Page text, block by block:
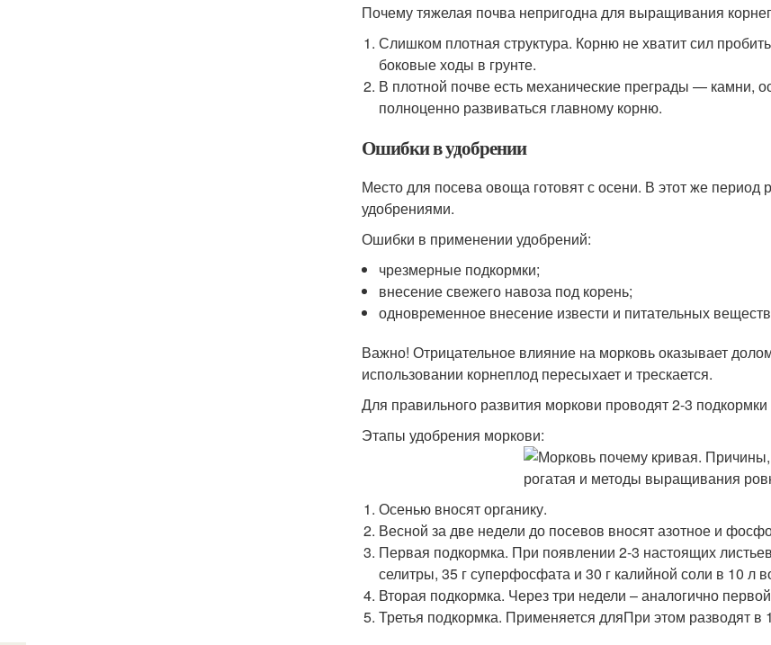
Почему тяжелая почва непригодна для выращивания
Слишком плотная структура. Корню не хватит сил
боковые ходы в грунте.
В плотной почве есть механические преграды — камни,
полноценно развиваться главному корню.
Ошибки в удобрении
Место для посева овоща готовят с осени. В этот же период
удобрениями.
Ошибки в применении удобрений:
чрезмерные подкормки;
внесение свежего навоза под корень;
одновременное внесение извести и питательных
Важно! Отрицательное влияние на морковь оказывает
использовании корнеплод пересыхает и трескается.
Для правильного развития моркови проводят 2-3 подкормки
Этапы удобрения моркови:
Осенью вносят органику.
Весной за две недели до посевов вносят азотное и
Первая подкормка. При появлении 2-3 настоящих
селитры, 35 г суперфосфата и 30 г калийной соли в 10 л
Вторая подкормка. Через три недели – аналогично
Третья подкормка. Применяется дляПри этом разводят